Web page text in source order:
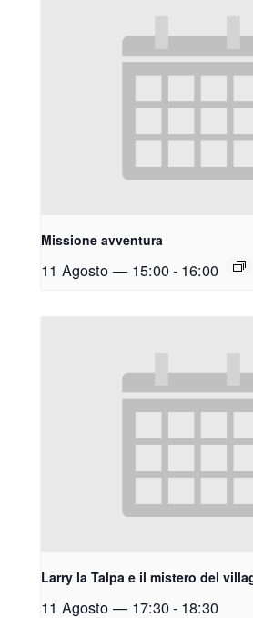
Missione avventura
11 Agosto — 15:00- 16:00
Larry la Talpa e il mistero del
11 Agosto — 17:30- 18:30